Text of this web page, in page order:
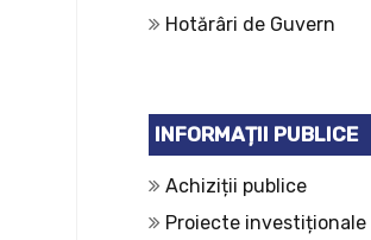
Hotărâri de Guvern
INFORMAȚII PUBLICE
Achiziții publice
Proiecte investiționale